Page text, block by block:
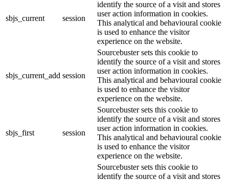
sbjs_current session
identify the source of a visit and stores
user action information in cookies.
This analytical and behavioural cookie
is used to enhance the visitor
experience on the website.
sbjs_current_add session
Sourcebuster sets this cookie to
identify the source of a visit and stores
user action information in cookies.
This analytical and behavioural cookie
is used to enhance the visitor
experience on the website.
sbjs_first session
Sourcebuster sets this cookie to
identify the source of a visit and stores
user action information in cookies.
This analytical and behavioural cookie
is used to enhance the visitor
experience on the website.
Sourcebuster sets this cookie to
identify the source of a visit and stores